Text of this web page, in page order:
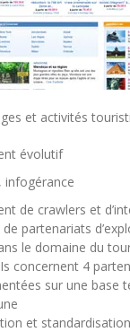
et activités
évolutif
infogérance
de crawlers et
partenariats
le domaine du
concernent 4
sur une base
et